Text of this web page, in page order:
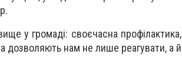
у громаді: своєчасна профілактика,
дозволяють нам не лише реагувати, а й